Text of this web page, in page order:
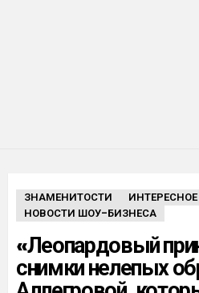
ЗНАМЕНИТОСТИ
ИНТЕРЕСНОЕ
НОВОСТИ ШОУ-БИЗНЕСА
«Леопардовый
снимки нелепых